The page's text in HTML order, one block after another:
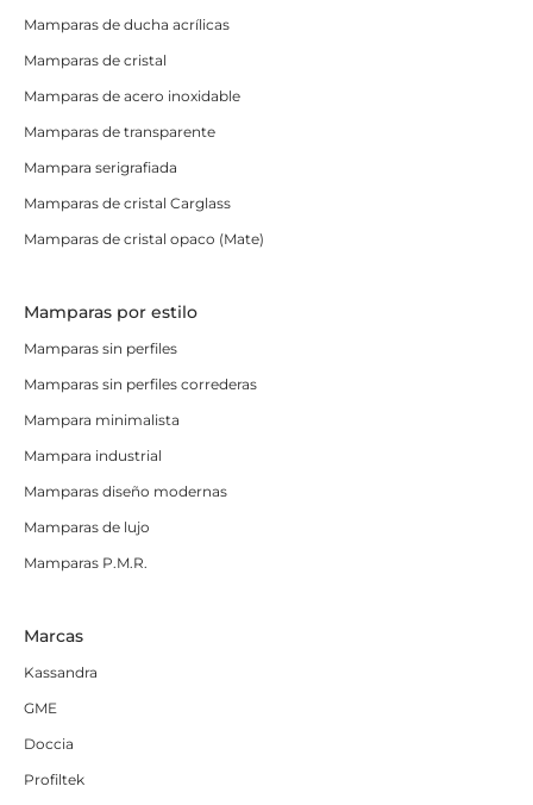
Mamparas de ducha acrílicas
Mamparas de cristal
Mamparas de acero inoxidable
Mamparas de transparente
Mampara serigrafiada
Mamparas de cristal Carglass
Mamparas de cristal opaco (Mate)
Mamparas por estilo
Mamparas sin perfiles
Mamparas sin perfiles correderas
Mampara minimalista
Mampara industrial
Mamparas diseño modernas
Mamparas de lujo
Mamparas P.M.R.
Marcas
Kassandra
GME
Doccia
Profiltek